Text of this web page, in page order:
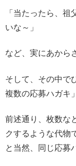
「当たったら、
いな～」
など、実にあから
そして、その中で
複数の応募ハガキ
前述通り、枚数な
クするような代物
と当然、同じ応募